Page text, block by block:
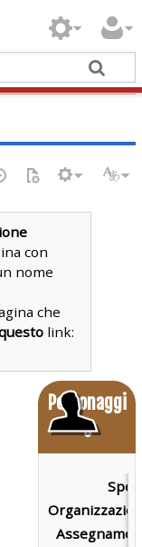
con
nome
che
link:
Personaggi
o